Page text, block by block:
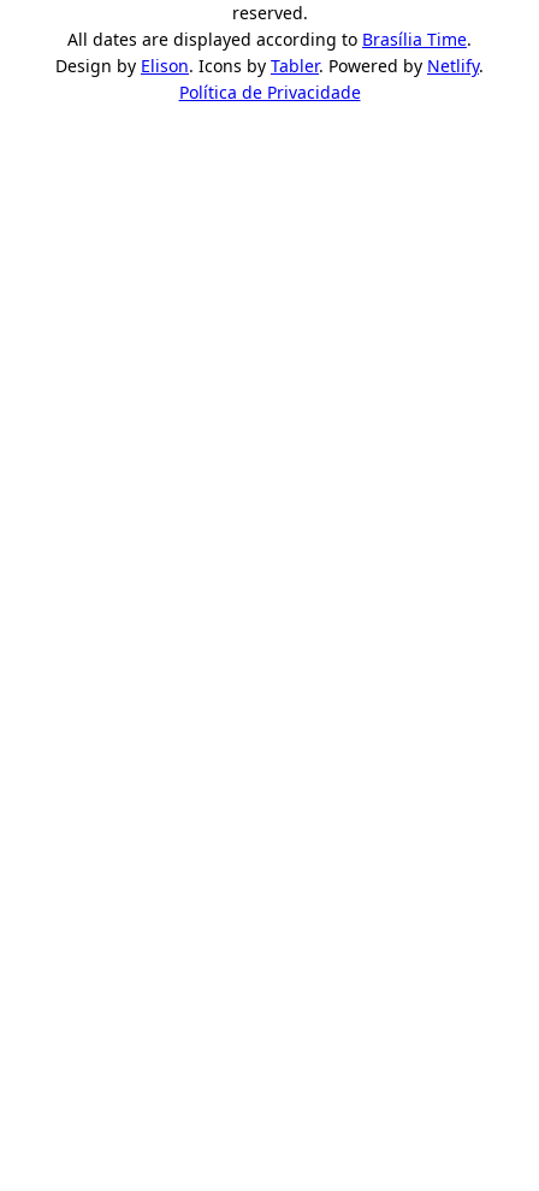
reserved.
All dates are displayed according to Brasília Time.
Design by Elison. Icons by Tabler. Powered by Netlify.
Política de Privacidade